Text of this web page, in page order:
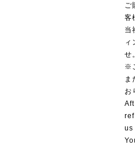
ご
客
当
ィ
せ
※
ま
お
us